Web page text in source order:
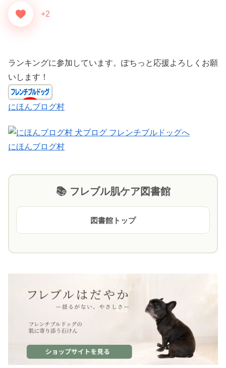
+2
ランキングに参加しています。ぽちっと応援よろしくお願
いします！
にほんブログ村
にほんブログ村
📚 フレブル肌ケア図書館
図書館トップ